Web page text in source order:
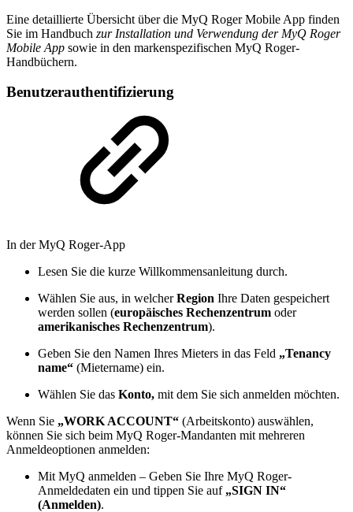
Eine detaillierte Übersicht über die MyQ Roger Mobile App finden
Sie im Handbuch zur Installation und Verwendung der MyQ Roger
Mobile App sowie in den markenspezifischen MyQ Roger-
Handbüchern.
Benutzerauthentifizierung
In der MyQ Roger-App
Lesen Sie die kurze Willkommensanleitung durch.
Wählen Sie aus, in welcherRegion Ihre Daten gespeichert
werden sollen (europäisches Rechenzentrum oder
amerikanisches Rechenzentrum).
Geben Sie den Namen Ihres Mieters in das Feld „Tenancy
name“ (Mietername) ein.
Wählen Sie das Konto, mit dem Sie sich anmelden möchten.
Wenn Sie „WORK ACCOUNT“ (Arbeitskonto) auswählen,
können Sie sich beim MyQ Roger-Mandanten mit mehreren
Anmeldeoptionen anmelden:
Mit MyQ anmelden – Geben Sie Ihre MyQ Roger-
Anmeldedaten ein und tippen Sie auf „SIGN IN“
(Anmelden).